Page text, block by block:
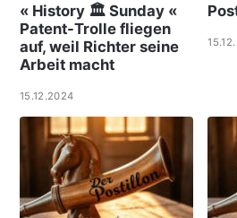
« History 🏛 Sunday «
Patent-Trolle fliegen
auf, weil Richter seine
Arbeit macht
15.12.2024